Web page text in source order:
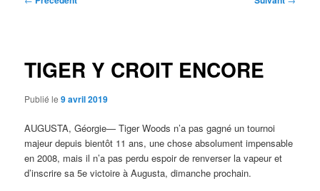
TIGER Y CROIT ENCORE
Publié le9 avril 2019
AUGUSTA, Géorgie— Tiger Woods n’a pas gagné un tournoi
majeur depuis bientôt 11 ans, une chose absolument impensable
en 2008, mais il n’a pas perdu espoir de renverser la vapeur et
d’inscrire sa 5e victoire à Augusta, dimanche prochain.